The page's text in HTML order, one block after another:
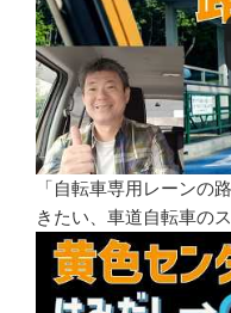
「自転車専用レーンの
きたい、車道自転車の